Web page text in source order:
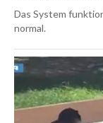
Das System
normal.